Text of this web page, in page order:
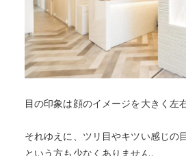
目の印象は顔のイメージを大きく左
それゆえに、ツリ目やキツい感じの
という方も少なくありません。